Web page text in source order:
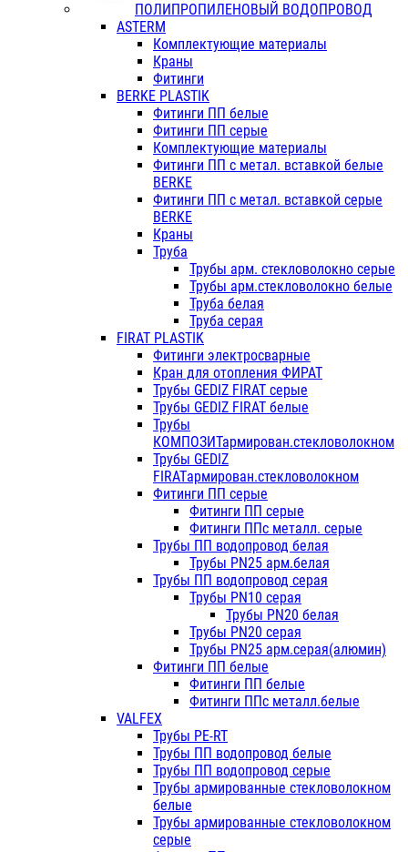
ПОЛИПРОПИЛЕНОВЫЙ ВОДОПРОВОД
ASTERM
Комплектующие материалы
Краны
Фитинги
BERKE PLASTIK
Фитинги ПП белые
Фитинги ПП серые
Комплектующие материалы
Фитинги ПП с метал. вставкой белые
BERKE
Фитинги ПП с метал. вставкой серые
BERKE
Краны
Труба
Трубы арм. стекловолокно серые
Трубы арм.стекловолокно белые
Труба белая
Труба серая
FIRAT PLASTIK
Фитинги электросварные
Кран для отопления ФИРАТ
Трубы GEDIZ FIRAT серые
Трубы GEDIZ FIRAT белые
Трубы
КОМПОЗИТармирован.стекловолокном
Трубы GEDIZ
FIRATармирован.стекловолокном
Фитинги ПП серые
Фитинги ПП серые
Фитинги ППс металл. серые
Трубы ПП водопровод белая
Трубы PN25 арм.белая
Трубы ПП водопровод серая
Трубы PN10 серая
Трубы PN20 белая
Трубы PN20 серая
Трубы PN25 арм.серая(алюмин)
Фитинги ПП белые
Фитинги ПП белые
Фитинги ППс металл.белые
VALFEX
Трубы PE-RT
Трубы ПП водопровод белые
Трубы ПП водопровод серые
Трубы армированные стекловолокном
белые
Трубы армированные стекловолокном
серые